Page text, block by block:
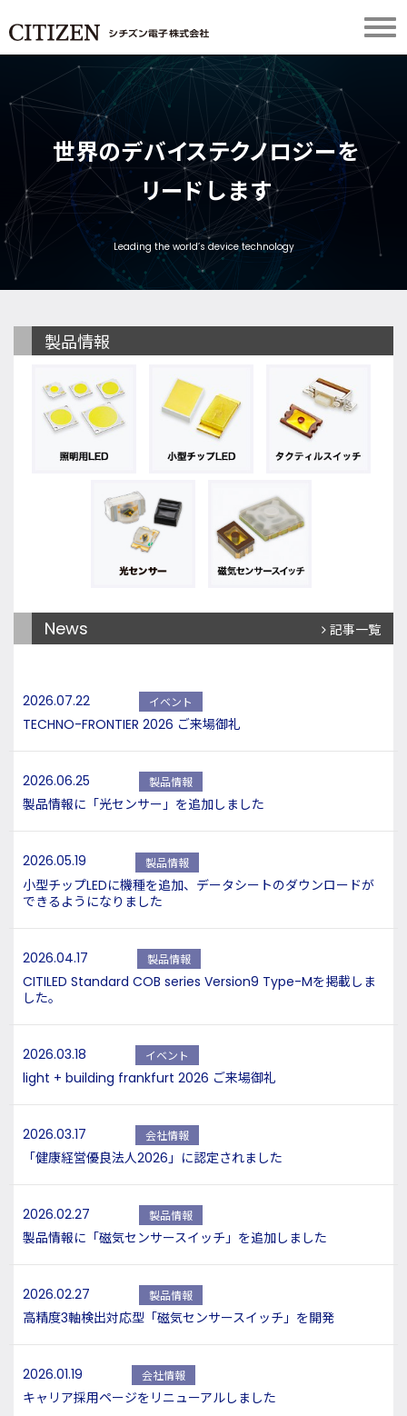
世界のデバイステクノロジーを
リー ドします
Leading the world’s device technology
製品情報
News 記事一覧
2026.07.22 イベント
TECHNO-FRONTIER 2026 ご来場御礼
2026.06.25 製品情報
製品情報に「光センサー」を追加しました
2026.05.19 製品情報
小型チップLEDに機種を追加、データシートのダウンロードが
できるようになりました
2026.04.17 製品情報
CITILED Standard COB series Version9 Type-Mを掲載しま
した。
2026.03.18 イベント
light + building frankfurt 2026 ご来場御礼
2026.03.17 会社情報
「健康経営優良法人2026」に認定されました
2026.02.27 製品情報
製品情報に「磁気センサースイッチ」を追加しました
2026.02.27 製品情報
高精度3軸検出対応型「磁気センサースイッチ」を開発
2026.01.19 会社情報
キャリア採用ページをリニューアルしました